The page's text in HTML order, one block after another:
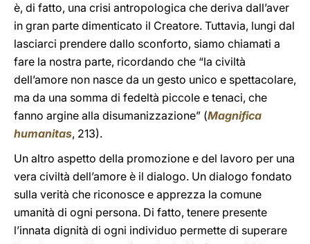
è, di fatto, una crisi antropologica che deriva dall’aver
in gran parte dimenticato il Creatore. Tuttavia, lungi dal
lasciarci prendere dallo sconforto, siamo chiamati a
fare la nostra parte, ricordando che “la civiltà
dell’amore non nasce da un gesto unico e spettacolare,
ma da una somma di fedeltà piccole e tenaci, che
fanno argine alla disumanizzazione” (Magnifica
humanitas, 213).
Un altro aspetto della promozione e del lavoro per una
vera civiltà dell’amore è il dialogo. Un dialogo fondato
sulla verità che riconosce e apprezza la comune
umanità di ogni persona. Di fatto, tenere presente
l’innata dignità di ogni individuo permette di superare